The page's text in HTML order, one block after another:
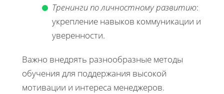
Тренинги по личностному развитию:
укрепление навыков коммуникации и
уверенности.
Важно внедрять разнообразные методы
обучения для поддержания высокой
мотивации и интереса менеджеров.